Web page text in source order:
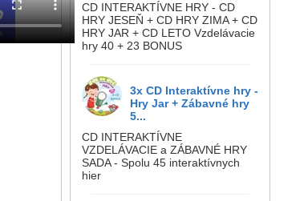
CD INTERAKTÍVNE HRY - CD
HRY JESEŇ + CD HRY ZIMA + CD
HRY JAR + CD LETO Vzdelávacie
hry 40 + 23 BONUS
3x CD Interaktívne hry -
Hry Jar + Zábavné hry
5...
CD INTERAKTÍVNE
VZDELÁVACIE a ZÁBAVNÉ HRY
SADA - Spolu 45 interaktívnych
hier